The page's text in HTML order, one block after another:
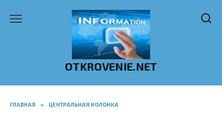
OTKROVENIE.NET
ГЛАВНАЯ » ЦЕНТРАЛЬНАЯ КОЛОНКА